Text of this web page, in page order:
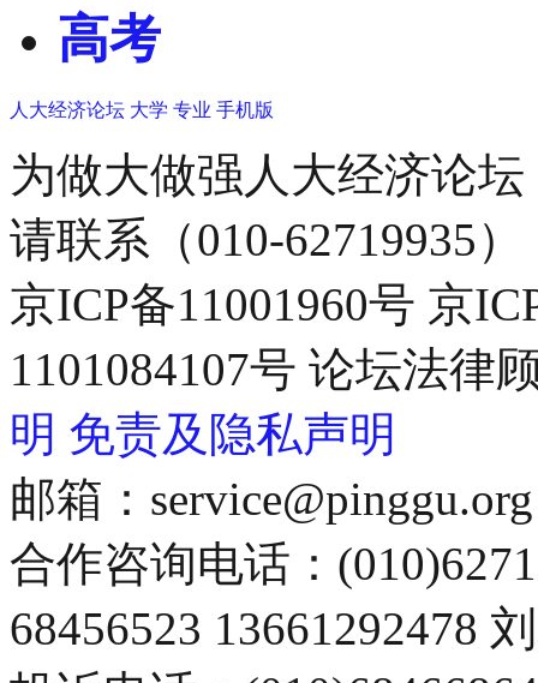
高考
人大经济论坛 大学 专业 手机版
为做大做强人大经济论
请联系（010-62719935）
京ICP备11001960号 京
1101084107号 论坛法律
明 免责及隐私声明
邮箱：service@pinggu.org
合作咨询电话：
68456523 13661292478